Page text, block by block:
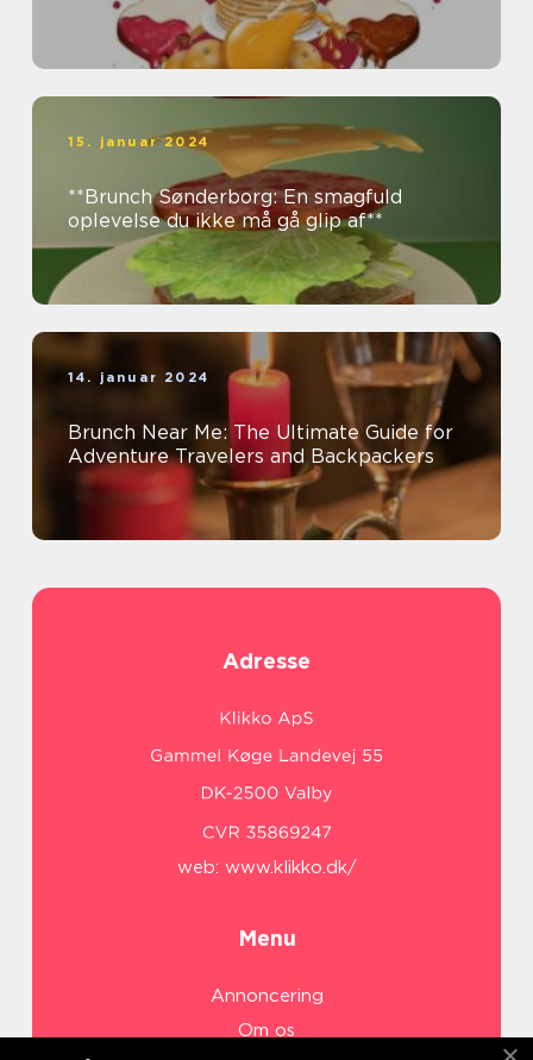
15. januar 2024
**Brunch Sønderborg: En smagfuld
oplevelse du ikke må gå glip af**
14. januar 2024
Brunch Near Me: The Ultimate Guide for
Adventure Travelers and Backpackers
Adresse
web: www.klikko.dk/
Menu
Annoncering
Om os